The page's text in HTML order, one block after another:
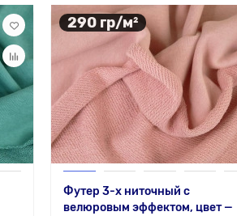
290 гр/м²
Футер 3-х ниточный с
велюровым эффектом, цвет —